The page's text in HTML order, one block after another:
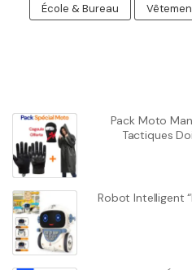
École & Bureau
Pack Moto
Tactiques
Robot Intelligent